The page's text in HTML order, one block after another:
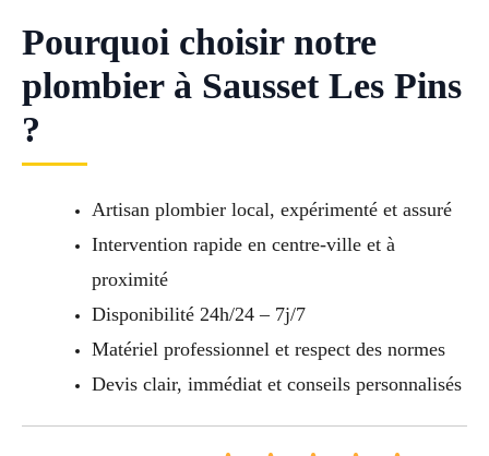
Pourquoi choisir notre
plombier à Sausset Les Pins
?
Artisan plombier local, expérimenté et assuré
Intervention rapide en centre-ville et à
proximité
Disponibilité 24h/24 – 7j/7
Matériel professionnel et respect des normes
Devis clair, immédiat et conseils personnalisés